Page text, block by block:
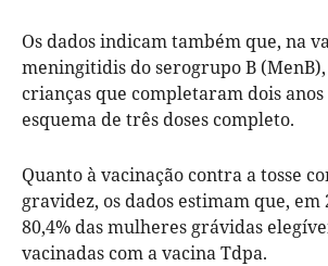
Os dados indicam também que, na
meningitidis do serogrupo B (MenB),
crianças que completaram dois
esquema de três doses completo.
Quanto à vacinação contra a tosse
gravidez, os dados estimam que, em
80,4% das mulheres grávidas
vacinadas com a vacina Tdpa.